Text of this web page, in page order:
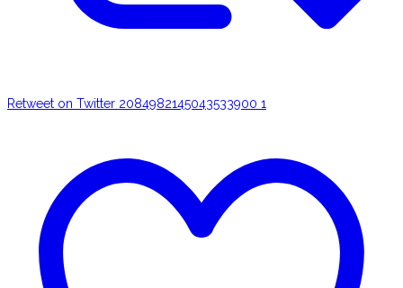
Retweet on Twitter 2084982145043533900 1